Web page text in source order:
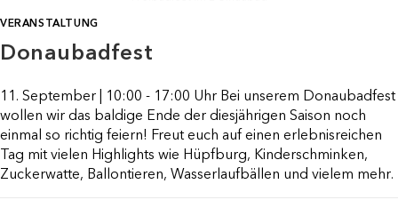
VERANSTALTUNG
Donaubadfest
11. September | 10:00 - 17:00 Uhr Bei unserem Donaubadfest
wollen wir das baldige Ende der diesjährigen Saison noch
einmal so richtig feiern! Freut euch auf einen erlebnisreichen
Tag mit vielen Highlights wie Hüpfburg, Kinderschminken,
Zuckerwatte, Ballontieren, Wasserlaufbällen und vielem mehr.